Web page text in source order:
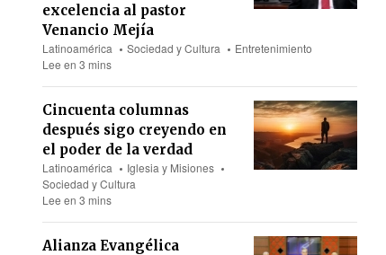
excelencia al pastor
Venancio Mejía
Latinoamérica Sociedad y Cultura
Entretenimiento
Lee en 3 mins
Cincuenta columnas
después sigo creyendo en
el poder de la verdad
Latinoamérica
Iglesia y Misiones
Sociedad y Cultura
Lee en 3 mins
Alianza Evangélica